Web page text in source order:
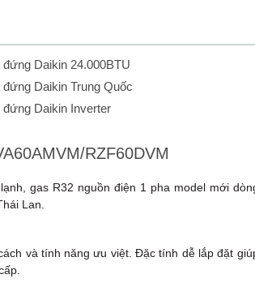
Daikin 24.000BTU
Daikin Trung Quốc
Daikin Inverter
RZF60DVM
gas R32 nguồn điện 1 pha model mới
Lan.
và tính năng ưu việt. Đặc tính dễ lắp đặt